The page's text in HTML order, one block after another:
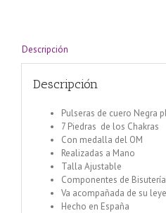
cantidad
Descripción
Descripción
Pulseras de cuero Negra
7 Piedras de los Chakras
Con medalla del OM
Realizadas a Mano
Talla Ajustable
Componentes de Bisutería
Va acompañada de su
Hecho en España